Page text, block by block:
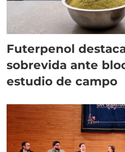
Futerpenol
sobrevida ante
estudio de campo